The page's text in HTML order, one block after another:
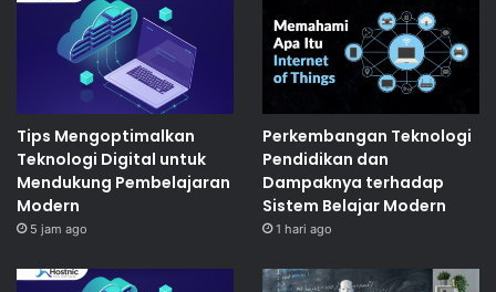
Tips Mengoptimalkan
Teknologi Digital untuk
Mendukung Pembelajaran
Modern
5 jam ago
Perkembangan Teknologi
Pendidikan dan
Dampaknya terhadap
Sistem Belajar Modern
1 hari ago